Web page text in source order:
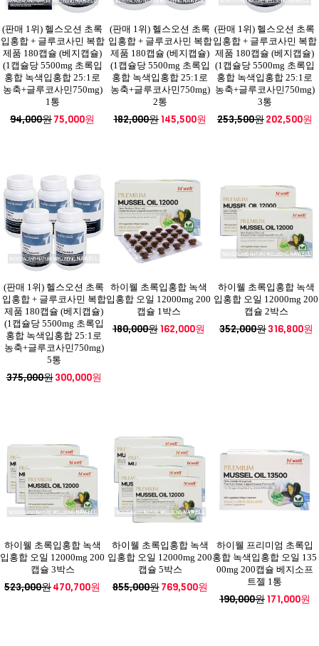
(판매 1위) 헬스오션 초록
입홍합 + 글루코사민 복합
제품 180캡슐 (베지캡슐)
(1캡슐당 5500mg 초록입
홍합 녹색입홍합 25:1로
농축+글루코사민750mg)
1통
94,000원75,000원
(판매 1위) 헬스오션 초록
입홍합 + 글루코사민 복합
제품 180캡슐 (베지캡슐)
(1캡슐당 5500mg 초록입
홍합 녹색입홍합 25:1로
농축+글루코사민750mg)
2통
182,000원145,500원
(판매 1위) 헬스오션 초록
입홍합 + 글루코사민 복합
제품 180캡슐 (베지캡슐)
(1캡슐당 5500mg 초록입
홍합 녹색입홍합 25:1로
농축+글루코사민750mg)
3통
253,500원202,500원
(판매 1위) 헬스오션 초록
입홍합 + 글루코사민 복합
제품 180캡슐 (베지캡슐)
(1캡슐당 5500mg 초록입
홍합 녹색입홍합 25:1로
농축+글루코사민750mg)
5통
375,000원300,000원
하이웰 초록입홍합 녹색
입홍합 오일 12000mg 200
캡슐 1박스
180,000원162,000원
하이웰 초록입홍합 녹색
입홍합 오일 12000mg 200
캡슐 2박스
352,000원316,800원
하이웰 초록입홍합 녹색
입홍합 오일 12000mg 200
캡슐 3박스
523,000원470,700원
하이웰 초록입홍합 녹색
입홍합 오일 12000mg 200
캡슐 5박스
855,000원769,500원
하이웰 프리미엄 초록입
홍합 녹색입홍합 오일 135
00mg 200캡슐 베지소프
트젤 1통
190,000원171,000원